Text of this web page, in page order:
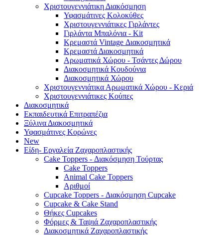
Χριστουγεννιάτικη Διακόσμηση
Υφασμάτινες Κολοκύθες
Χριστουγεννιάτικες Γιρλάντες
Γιρλάντα Μπαλόνια - Kit
Κρεμαστά Vintage Διακοσμητικά
Κρεμαστά Διακοσμητικά
Αρωματικά Χώρου - Τσάντες Δώρου
Διακοσμητικά Κουδούνια
Διακοσμητικά Χώρου
Χριστουγεννιάτικα Αρωματικά Χώρου - Κεριά
Χριστουγεννιάτικες Κούπες
Διακοσμητικά
Εκπαιδευτικά Επιτραπέζια
Ξύλινα Διακοσμητικά
Υφασμάτινες Κορώνες
New
Είδη- Εργαλεία Ζαχαροπλαστικής
Cake Toppers - Διακόσμηση Τούρτας
Cake Toppers
Animal Cake Toppers
Αριθμοί
Cupcake Toppers - Διακόσμηση Cupcake
Cupcake & Cake Stand
Θήκες Cupcakes
Φόρμες & Ταψιά Ζαχαροπλαστικής
Διακοσμητικά Ζαχαροπλαστικής